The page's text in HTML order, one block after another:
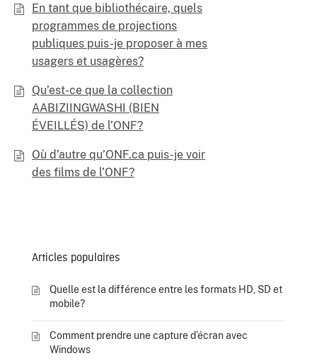
En tant que bibliothécaire, quels
programmes de projections
publiques puis-je proposer à mes
usagers et usagères?
Qu’est-ce que la collection
AABIZIINGWASHI (BIEN
ÉVEILLÉS) de l’ONF?
Où d’autre qu’ONF.ca puis-je voir
des films de l’ONF?
Articles populaires
Quelle est la différence entre les formats HD, SD et
mobile?
Comment prendre une capture d’écran avec
Windows